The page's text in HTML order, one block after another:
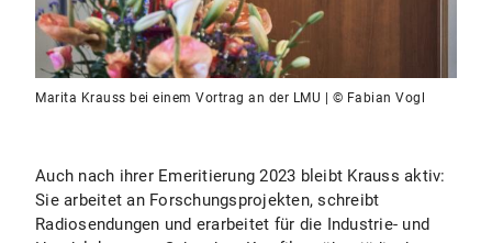
Marita Krauss bei einem Vortrag an der LMU | © Fabian Vogl
Auch nach ihrer Emeritierung 2023 bleibt Krauss aktiv:
Sie arbeitet an Forschungsprojekten, schreibt
Radiosendungen und erarbeitet für die Industrie- und